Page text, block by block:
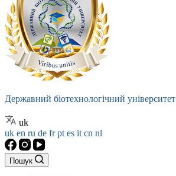
Державний біотехнологічний університет
uk
uk en ru de frpt es it cn nl
Пошук